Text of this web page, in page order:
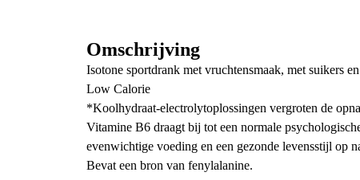
Omschrijving
Isotone sportdrank met vruchtensmaak, met suikers
Low Calorie
*Koolhydraat-electrolytoplossingen vergroten de
Vitamine B6 draagt bij tot een normale
evenwichtige voeding en een gezonde levensstijl op
Bevat een bron van fenylalanine.